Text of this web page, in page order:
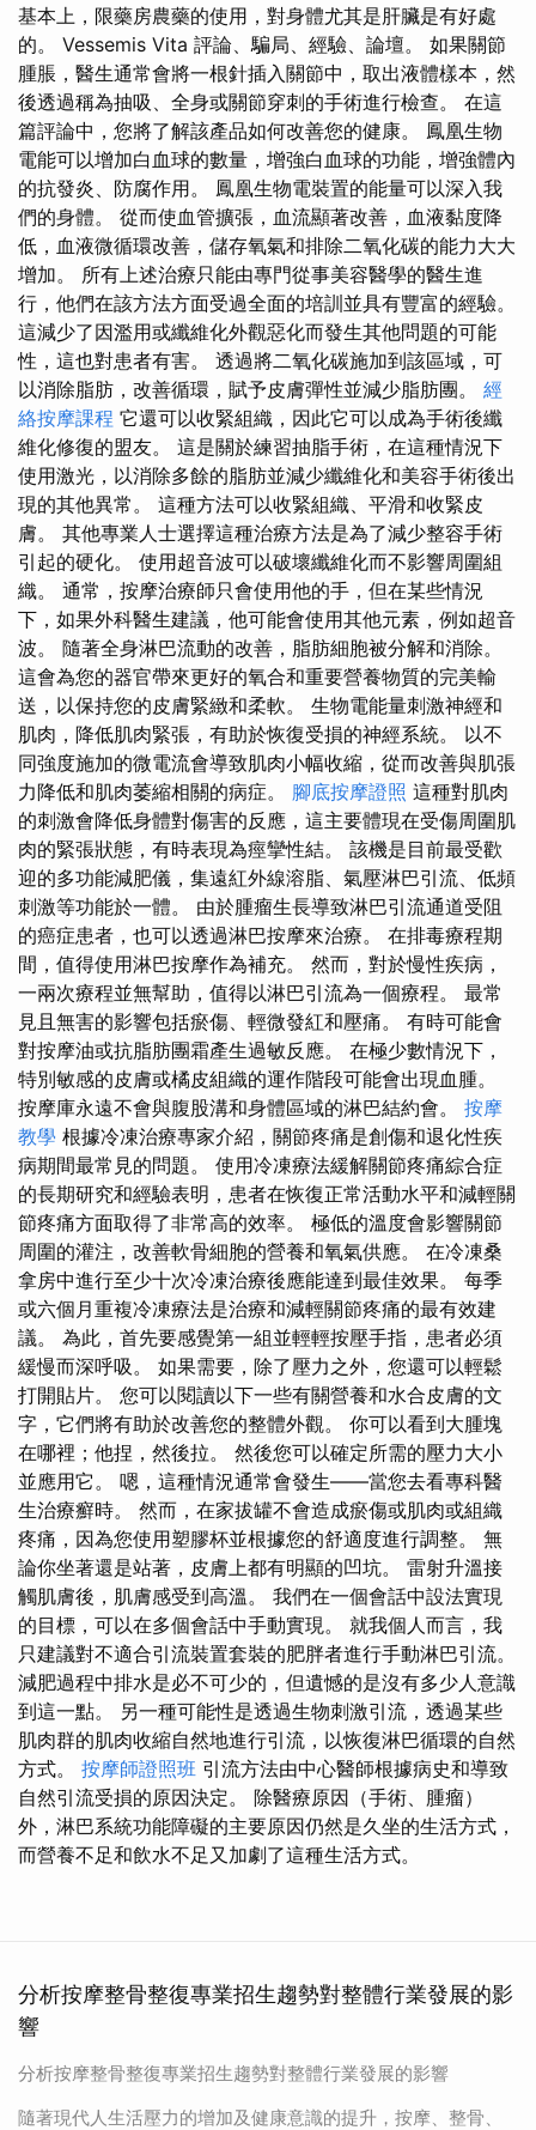
基本上，限藥房農藥的使用，對身體尤其是肝臟是有好處
的。 Vessemis Vita 評論、騙局、經驗、論壇。 如果關節
腫脹，醫生通常會將一根針插入關節中，取出液體樣本，然
後透過稱為抽吸、全身或關節穿刺的手術進行檢查。 在這
篇評論中，您將了解該產品如何改善您的健康。 鳳凰生物
電能可以增加白血球的數量，增強白血球的功能，增強體內
的抗發炎、防腐作用。 鳳凰生物電裝置的能量可以深入我
們的身體。 從而使血管擴張，血流顯著改善，血液黏度降
低，血液微循環改善，儲存氧氣和排除二氧化碳的能力大大
增加。 所有上述治療只能由專門從事美容醫學的醫生進
行，他們在該方法方面受過全面的培訓並具有豐富的經驗。
這減少了因濫用或纖維化外觀惡化而發生其他問題的可能
性，這也對患者有害。 透過將二氧化碳施加到該區域，可
以消除脂肪，改善循環，賦予皮膚彈性並減少脂肪團。 經
絡按摩課程 它還可以收緊組織，因此它可以成為手術後纖
維化修復的盟友。 這是關於練習抽脂手術，在這種情況下
使用激光，以消除多餘的脂肪並減少纖維化和美容手術後出
現的其他異常。 這種方法可以收緊組織、平滑和收緊皮
膚。 其他專業人士選擇這種治療方法是為了減少整容手術
引起的硬化。 使用超音波可以破壞纖維化而不影響周圍組
織。 通常，按摩治療師只會使用他的手，但在某些情況
下，如果外科醫生建議，他可能會使用其他元素，例如超音
波。 隨著全身淋巴流動的改善，脂肪細胞被分解和消除。
這會為您的器官帶來更好的氧合和重要營養物質的完美輸
送，以保持您的皮膚緊緻和柔軟。 生物電能量刺激神經和
肌肉，降低肌肉緊張，有助於恢復受損的神經系統。 以不
同強度施加的微電流會導致肌肉小幅收縮，從而改善與肌張
力降低和肌肉萎縮相關的病症。 腳底按摩證照 這種對肌肉
的刺激會降低身體對傷害的反應，這主要體現在受傷周圍肌
肉的緊張狀態，有時表現為痙攣性結。 該機是目前最受歡
迎的多功能減肥儀，集遠紅外線溶脂、氣壓淋巴引流、低頻
刺激等功能於一體。 由於腫瘤生長導致淋巴引流通道受阻
的癌症患者，也可以透過淋巴按摩來治療。 在排毒療程期
間，值得使用淋巴按摩作為補充。 然而，對於慢性疾病，
一兩次療程並無幫助，值得以淋巴引流為一個療程。 最常
見且無害的影響包括瘀傷、輕微發紅和壓痛。 有時可能會
對按摩油或抗脂肪團霜產生過敏反應。 在極少數情況下，
特別敏感的皮膚或橘皮組織的運作階段可能會出現血腫。
按摩庫永遠不會與腹股溝和身體區域的淋巴結約會。 按摩
教學 根據冷凍治療專家介紹，關節疼痛是創傷和退化性疾
病期間最常見的問題。 使用冷凍療法緩解關節疼痛綜合症
的長期研究和經驗表明，患者在恢復正常活動水平和減輕關
節疼痛方面取得了非常高的效率。 極低的溫度會影響關節
周圍的灌注，改善軟骨細胞的營養和氧氣供應。 在冷凍桑
拿房中進行至少十次冷凍治療後應能達到最佳效果。 每季
或六個月重複冷凍療法是治療和減輕關節疼痛的最有效建
議。 為此，首先要感覺第一組並輕輕按壓手指，患者必須
緩慢而深呼吸。 如果需要，除了壓力之外，您還可以輕鬆
打開貼片。 您可以閱讀以下一些有關營養和水合皮膚的文
字，它們將有助於改善您的整體外觀。 你可以看到大腫塊
在哪裡；他捏，然後拉。 然後您可以確定所需的壓力大小
並應用它。 嗯，這種情況通常會發生——當您去看專科醫
生治療癬時。 然而，在家拔罐不會造成瘀傷或肌肉或組織
疼痛，因為您使用塑膠杯並根據您的舒適度進行調整。 無
論你坐著還是站著，皮膚上都有明顯的凹坑。 雷射升溫接
觸肌膚後，肌膚感受到高溫。 我們在一個會話中設法實現
的目標，可以在多個會話中手動實現。 就我個人而言，我
只建議對不適合引流裝置套裝的肥胖者進行手動淋巴引流。
減肥過程中排水是必不可少的，但遺憾的是沒有多少人意識
到這一點。 另一種可能性是透過生物刺激引流，透過某些
肌肉群的肌肉收縮自然地進行引流，以恢復淋巴循環的自然
方式。 按摩師證照班 引流方法由中心醫師根據病史和導致
自然引流​​受損的原因決定。 除醫療原因（手術、腫瘤）
外，淋巴系統功能障礙的主要原因仍然是久坐的生活方式，
而營養不足和飲水不足又加劇了這種生活方式。
分析按摩整骨整復專業招生趨勢對整體行業發展的影
響
分析按摩整骨整復專業招生趨勢對整體行業發展的影響
隨著現代人生活壓力的增加及健康意識的提升，按摩、整骨、